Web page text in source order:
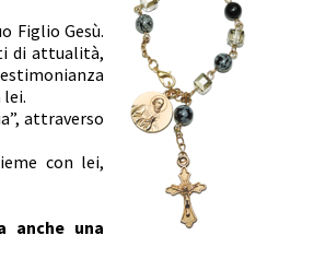
Figlio Gesù.
di attualità,
lei.
attraverso
con lei,
anche una